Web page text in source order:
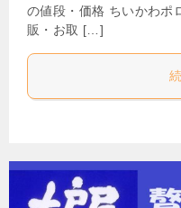
の値段・価格 ちいかわポ
販・お取 […]